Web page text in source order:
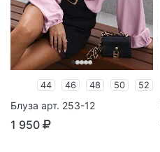
44 46 48 50 52
Блуза арт. 253-12
1 950